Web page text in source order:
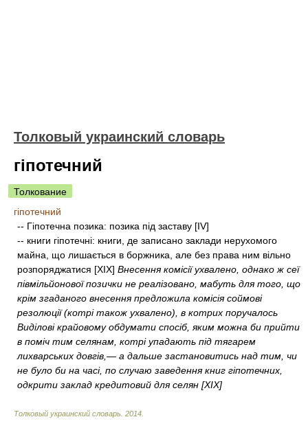
Толковый украинский словарь
гіпотечний
Толкование
гіпотечний
-- Гіпотечна позика: позика під заставу [IV]
-- книги гіпотечні: книги, де записано заклади нерухомого
майна, що лишається в боржника, але без права ним вільно
розпоряджатися [XIX] Внесення комісії ухвалено, однако ж сеї
півмільйонової позички не реалізовано, мабуть для того, що
крім згаданого внесення предложила комісія соймові
резолюції (котрі також ухвалено), в котрих поручалось
Виділові крайовому обдумати спосіб, яким можна би прийти
в поміч тим селянам, котрі упадають під тягарем
лихварських довгів,— а дальше застановитись над тим, чи
не було би на часі, по случаю заведення книг гіпотечних,
одкрити заклад кредитовий для селян [XIX]
Толковый украинский словарь 2014